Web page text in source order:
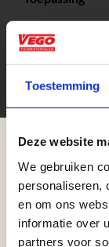
Toestemming
Deze website
We gebruiken
personaliseren,
en om ons
informatie over
partners voor
Materiaal
Stuks per
Kleuren
Eenheid